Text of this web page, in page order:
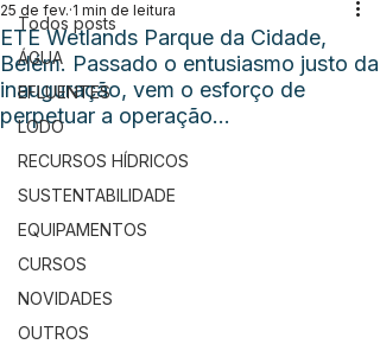
Todos posts
ÁGUA
EFLUENTES
LODO
RECURSOS HÍDRICOS
SUSTENTABILIDADE
EQUIPAMENTOS
CURSOS
NOVIDADES
OUTROS
ETE Wetlands Parque da Cidade,
Belém. Passado o entusiasmo justo da
inauguração, vem o esforço de
perpetuar a operação...
25 de fev. 1 min de leitura